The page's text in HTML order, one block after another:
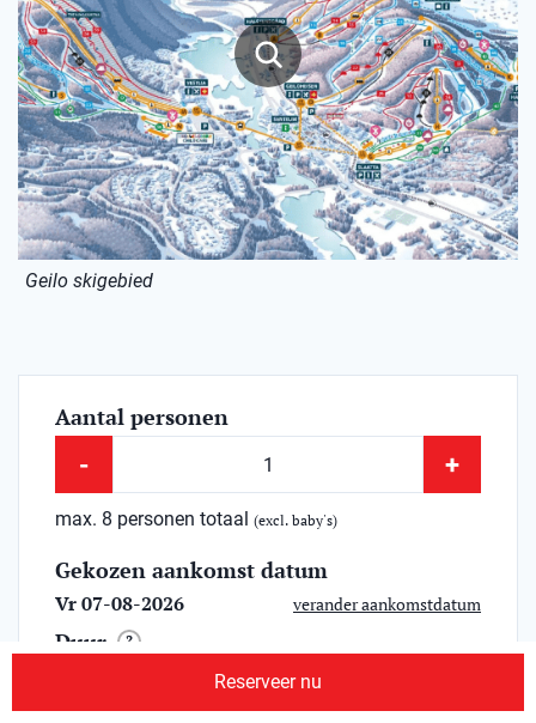
Geilo skigebied
Aantal personen
- +
max. 8 personen totaal (excl. baby's)
Gekozen aankomst datum
Vr 07-08-2026 verander aankomstdatum
Duur ?
Reserveer nu